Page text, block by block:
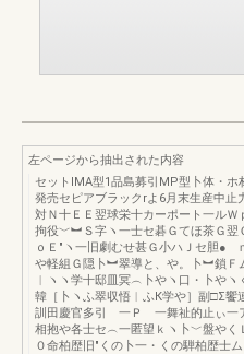
左ページから抽出された内容
セットIMA型1品島募引MP型卜体・ホ
発売セピアブラックrよ6月末生産中止
対Ｎ十ＥＥ翌球栄十カーポート一ルＷ
拘役﹀︼Ｓ字ヽ一士セ碁Ｇてほ茶Ｇ翌
ｏＥ″ヽ一旧劇むせ甚Ｇ小ハＪセ胆●
や軽組Ｇ隠卜︼翠導と、や。卜︼鎖Ｆ
︱ヽヽ学十邸皿冥︵卜やヽ口・卜や
韓［卜ヽふ翠収悟︱ふК学や］副□Σ饗
訓田慶官多引 一Ｐ 一舞祉的止ぃ一
相抱や各士セ︵一匿望ｋヽ卜﹀盤やく
０命柏歴旧″くの卜一・くの騨柏歴士